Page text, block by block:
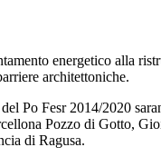
energetico alla
architettoniche.
Po Fesr 2014/2020
Pozzo di Gotto,
di Ragusa.